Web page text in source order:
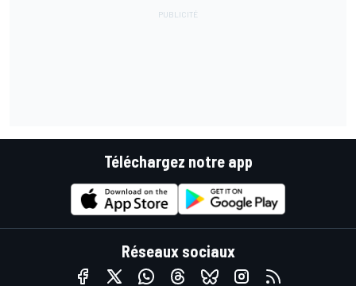
Téléchargez notre app
Réseaux sociaux